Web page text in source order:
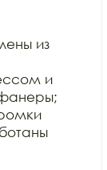
из
и